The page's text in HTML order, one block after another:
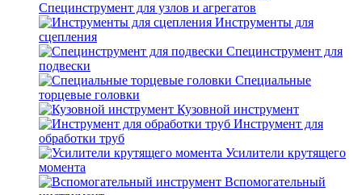
Специнструмент для узлов и агрегатов
Инструменты для
сцепления
Специнструмент для
подвески
Специальные
торцевые головки
Кузовной инструмент
Инструмент для
обработки труб
Усилители крутящего
момента
Вспомогательный